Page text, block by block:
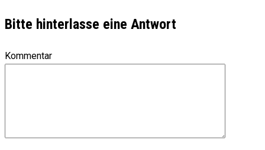
Bitte hinterlasse eine Antwort
Kommentar